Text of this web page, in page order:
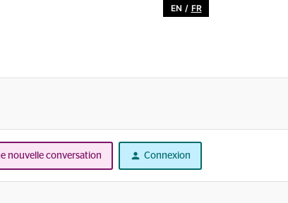
EN / FR
nouvelle conversation Connexion